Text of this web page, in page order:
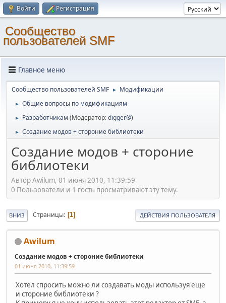
Войти Регистрация
Cообщество
пользователей SMF
Главное меню
Cообщество пользователей SMF ► Модификации
► Общие вопросы по модификациям
► Разработчикам (Модератор:digger®)
► Создание модов + стороние библиотеки
Создание модов + стороние
библиотеки
Автор Awilum, 01 июня 2010, 11:39:59
0 Пользователи и 1 гость просматривают эту тему.
ВНИЗ Страницы 1 ДЕЙСТВИЯ ПОЛЬЗОВАТЕЛЯ
Awilum
Создание модов + стороние библиотеки
01 июня 2010, 11:39:59
Хотел спросить можно ли создавать моды используя еще
и стороние библиотеки ?